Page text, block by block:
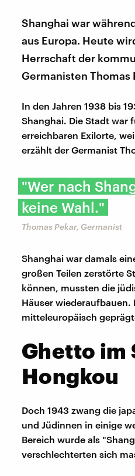
Shanghai war
aus Europa. Heute
Herrschaft der
Germanisten Thomas
In den Jahren 1938 bis
Shanghai. Die Stadt war
erreichbaren Exilorte,
erzählt der Germanist
"Wer nach
keine Wahl."
Thomas Pekar, Germanist
Shanghai war damals
großen Teilen zerstörte
können, mussten die
Häuser wiederaufbauen.
mitteleuropäisch
Ghetto im
Hongkou
Doch 1943 zwang die
und Jüdinnen in einige
Bereich wurde als
verschlechterten sich